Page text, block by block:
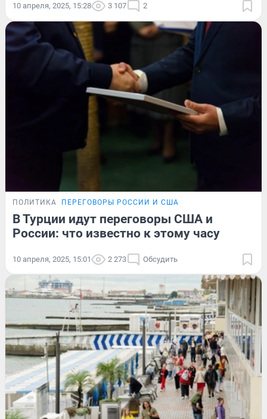
10 апреля, 2025, 15:28 3 107 2
ПОЛИТИКА ПЕРЕГОВОРЫ РОССИИ И США
В Турции идут переговоры США и
России: что известно к этому часу
10 апреля, 2025, 15:01 2 273 Обсудить